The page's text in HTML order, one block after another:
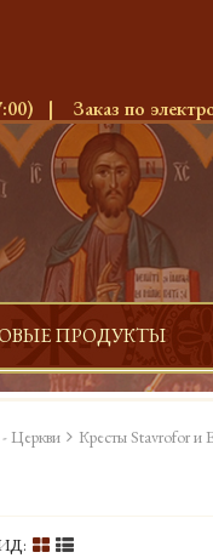
| Заказ по
ПРОДУКТЫ
Церкви Кресты Stavrofor и